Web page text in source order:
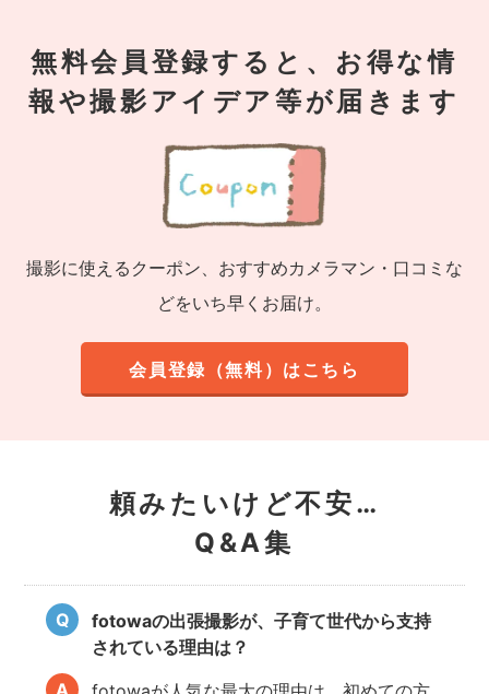
無料会員登録すると、お得な情
報や撮影アイデア等が届きます
撮影に使えるクーポン、おすすめカメラマン・口コミな
どをいち早くお届け。
会員登録（無料）はこちら
頼みたいけど不安…
Q&A集
fotowaの出張撮影が、子育て世代から支持
されている理由は？